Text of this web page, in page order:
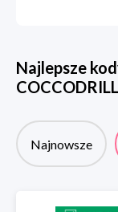
Najlepsze
Najnowsze